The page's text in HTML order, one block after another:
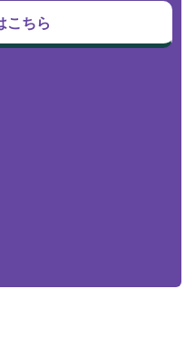
こちら